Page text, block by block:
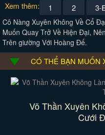
Xem thêm: 1 2 3-
Cô Nàng Xuyên Không Về Cổ
Muốn Quay Trở Về Hiện Đại,
Trên giường Với Hoàng Đế.
CÓ THỂ BẠN MUỐN
Võ Thần Xuyên
Cưới